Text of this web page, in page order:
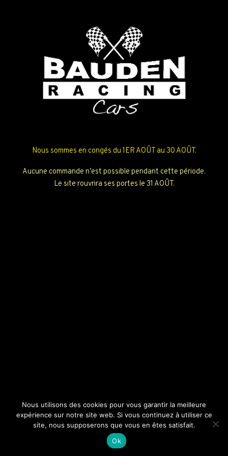
Nous sommes en congés du 1ER AOÛT au 30 AOÛT.
Aucune commande n’est possible pendant cette période.
Le site rouvrira ses portes le 31 AOÛT.
Nous utilisons des cookies pour vous garantir la meilleure
expérience sur notre site web. Si vous continuez à utiliser ce
site, nous supposerons que vous en êtes satisfait.
Ok